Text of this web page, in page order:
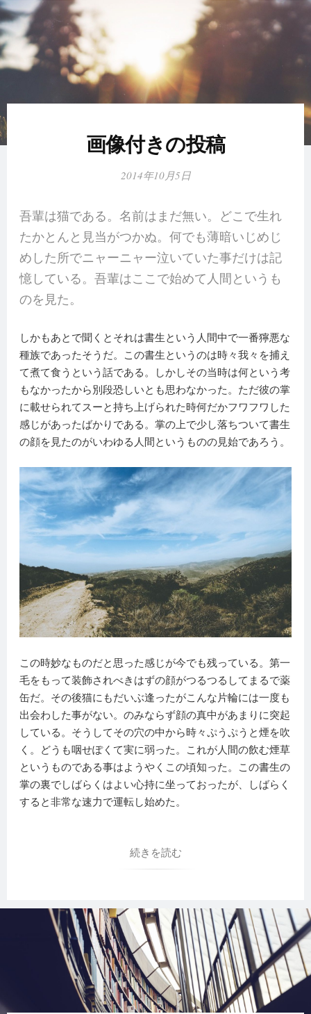
画像付きの投稿
2014年10月5日
吾輩は猫である。名前はまだ無い。どこで生れ
たかとんと見当がつかぬ。何でも薄暗いじめじ
めした所でニャーニャー泣いていた事だけは記
憶している。吾輩はここで始めて人間というも
のを見た。
しかもあとで聞くとそれは書生という人間中で一番獰悪な
種族であったそうだ。この書生というのは時々我々を捕え
て煮て食うという話である。しかしその当時は何という考
もなかったから別段恐しいとも思わなかった。ただ彼の掌
に載せられてスーと持ち上げられた時何だかフワフワした
感じがあったばかりである。掌の上で少し落ちついて書生
の顔を見たのがいわゆる人間というものの見始であろう。
この時妙なものだと思った感じが今でも残っている。第一
毛をもって装飾されべきはずの顔がつるつるしてまるで薬
缶だ。その後猫にもだいぶ逢ったがこんな片輪には一度も
出会わした事がない。のみならず顔の真中があまりに突起
している。そうしてその穴の中から時々ぷうぷうと煙を吹
く。どうも咽せぽくて実に弱った。これが人間の飲む煙草
というものである事はようやくこの頃知った。この書生の
掌の裏でしばらくはよい心持に坐っておったが、しばらく
すると非常な速力で運転し始めた。
続きを読む